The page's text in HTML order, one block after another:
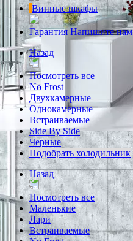
Винные шкафы
Гарантия Напишите нам
Назад
Посмотреть все
No Frost
Двухкамерные
Однокамерные
Встраиваемые
Side By Side
Черные
Подобрать холодильник
Назад
Посмотреть все
Маленькие
Лари
Встраиваемые